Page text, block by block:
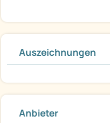
Auszeichnungen
Anbieter